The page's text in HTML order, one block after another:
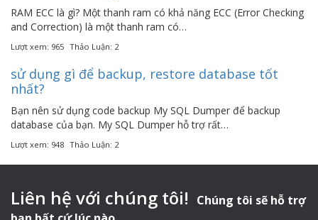
RAM ECC là gì? Một thanh ram có khả năng ECC (Error Checking
and Correction) là một thanh ram có…
Lượt xem: 965 Thảo Luận: 2
sử dụng gì để backup, restore database tốt
nhất?
Bạn nên sử dụng code backup My SQL Dumper để backup
database của bạn. My SQL Dumper hỗ trợ rất…
Lượt xem: 948 Thảo Luận: 2
Liên hệ với chúng tôi!
Chúng tôi sẽ hỗ trợ